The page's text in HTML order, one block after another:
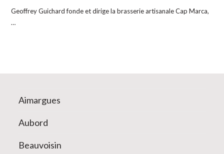
Geoffrey Guichard fonde et dirige la brasserie artisanale Cap Marca,
…
Aimargues
Aubord
Beauvoisin